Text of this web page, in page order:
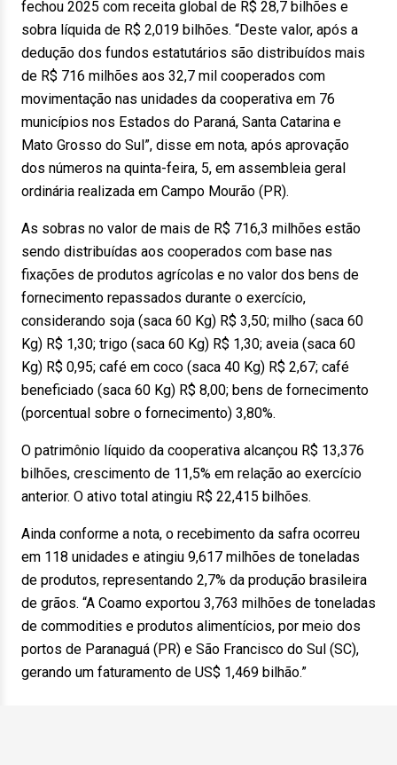
fechou 2025 com receita global de R$ 28,7 bilhões e
sobra líquida de R$ 2,019 bilhões. “Deste valor, após a
dedução dos fundos estatutários são distribuídos mais
de R$ 716 milhões aos 32,7 mil cooperados com
movimentação nas unidades da cooperativa em 76
municípios nos Estados do Paraná, Santa Catarina e
Mato Grosso do Sul”, disse em nota, após aprovação
dos números na quinta-feira, 5, em assembleia geral
ordinária realizada em Campo Mourão (PR).
As sobras no valor de mais de R$ 716,3 milhões estão
sendo distribuídas aos cooperados com base nas
fixações de produtos agrícolas e no valor dos bens de
fornecimento repassados durante o exercício,
considerando soja (saca 60 Kg) R$ 3,50; milho (saca 60
Kg) R$ 1,30; trigo (saca 60 Kg) R$ 1,30; aveia (saca 60
Kg) R$ 0,95; café em coco (saca 40 Kg) R$ 2,67; café
beneficiado (saca 60 Kg) R$ 8,00; bens de fornecimento
(porcentual sobre o fornecimento) 3,80%.
O patrimônio líquido da cooperativa alcançou R$ 13,376
bilhões, crescimento de 11,5% em relação ao exercício
anterior. O ativo total atingiu R$ 22,415 bilhões.
Ainda conforme a nota, o recebimento da safra ocorreu
em 118 unidades e atingiu 9,617 milhões de toneladas
de produtos, representando 2,7% da produção brasileira
de grãos. “A Coamo exportou 3,763 milhões de toneladas
de commodities e produtos alimentícios, por meio dos
portos de Paranaguá (PR) e São Francisco do Sul (SC),
gerando um faturamento de US$ 1,469 bilhão.”